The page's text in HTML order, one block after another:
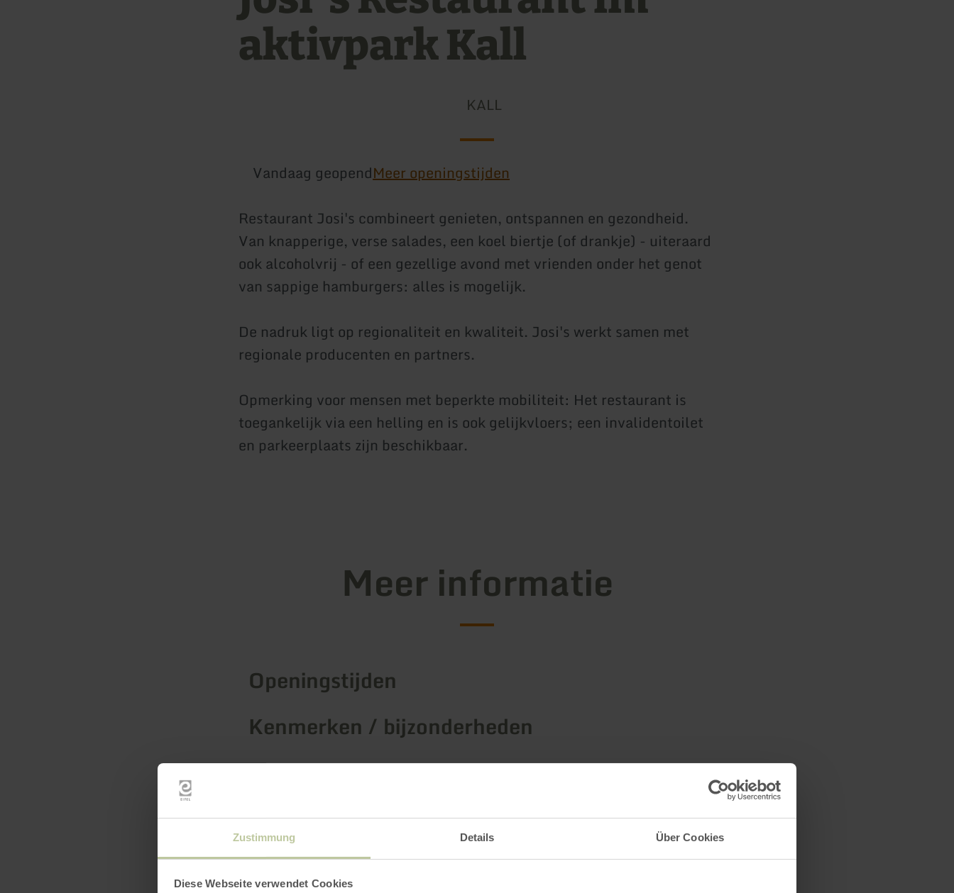
Zustimmung Details Über Cookies
Diese Webseite verwendet Cookies
aktivpark Kall
KALL
Vandaag geopendMeer openingstijden
Restaurant Josi's combineert genieten, ontspannen en gezondheid.
Van knapperige, verse salades, een koel biertje (of drankje) - uiteraard
ook alcoholvrij - of een gezellige avond met vrienden onder het genot
van sappige hamburgers: alles is mogelijk.
De nadruk ligt op regionaliteit en kwaliteit. Josi's werkt samen met
regionale producenten en partners.
Opmerking voor mensen met beperkte mobiliteit: Het restaurant is
toegankelijk via een helling en is ook gelijkvloers; een invalidentoilet
en parkeerplaats zijn beschikbaar.
Meer informatie
Openingstijden
Kenmerken / bijzonderheden
Categorieën
Aantal zitplaatsen